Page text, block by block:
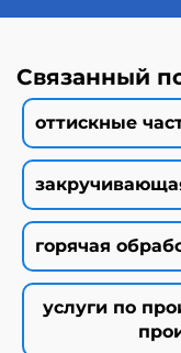
Связанный
оттискные
горячая
услуги по